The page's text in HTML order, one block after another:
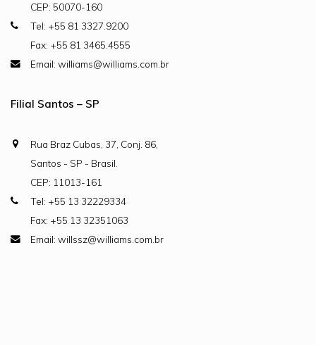
CEP: 50070-160
Tel: +55 81 3327.9200
Fax: +55 81 3465.4555
Email: williams@williams.com.br
Filial Santos – SP
Rua Braz Cubas, 37, Conj. 86,
Santos - SP - Brasil.
CEP: 11013-161
Tel: +55 13 32229334
Fax: +55 13 32351063
Email: willssz@williams.com.br